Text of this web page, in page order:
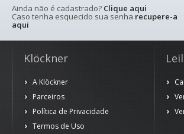
Ainda não é cadastrado? Clique aqui
Caso tenha esquecido sua senha recupere-a
aqui
Klöckner
A Klöckner
Parceiros
Política de Privacidade
Termos de Uso